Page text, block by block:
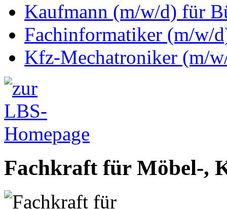
Kaufmann (m/w/d) für
Fachinformatiker (m/w/
Kfz-Mechatroniker (m/
Fachkraft für Möbel-,